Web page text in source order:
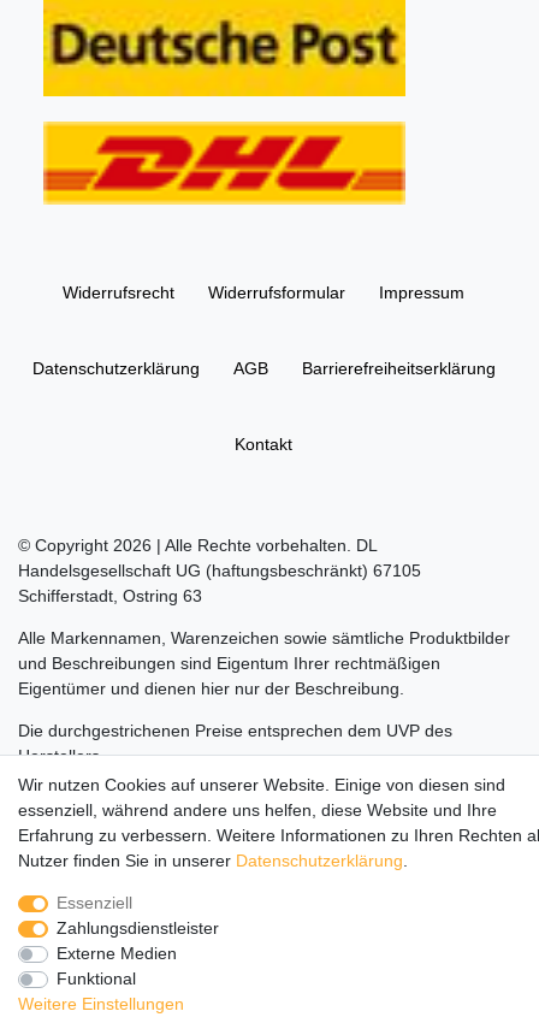
Widerrufs­recht Widerrufs­formular Impressum
Daten­schutz­erklärung AGB Barrierefreiheitserklärung
Kontakt
© Copyright 2026 | Alle Rechte vorbehalten. DL
Handelsgesellschaft UG (haftungsbeschränkt) 67105
Schifferstadt, Ostring 63
Alle Markennamen, Warenzeichen sowie sämtliche Produktbilder
und Beschreibungen sind Eigentum Ihrer rechtmäßigen
Eigentümer und dienen hier nur der Beschreibung.
Die durchgestrichenen Preise entsprechen dem UVP des
Herstellers.
LEGO, das LEGO Logo, die Minifigur, DUPLO, LEGENDS OF
CHIMA, NINJAGO, BIONICLE, MINDSTORMS und MIXELS sind
urheberrechtlich geschützte Markenzeichen der LEGO Gruppe.
Wir nutzen Cookies auf unserer Website. Einige von diesen sind
essenziell, während andere uns helfen, diese Website und Ihre
Erfahrung zu verbessern. Weitere Informationen zu Ihren Rechten
Nutzer finden Sie in unserer Daten­schutz­erklärung
Essenziell
Zahlungsdienstleister
Externe Medien
Funktional
Weitere Einstellungen